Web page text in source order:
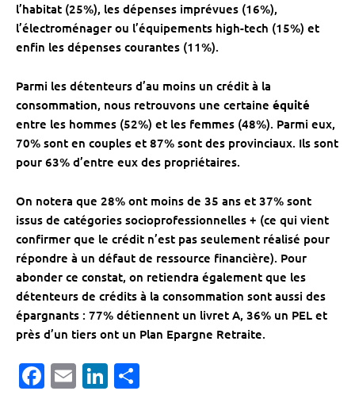
l’habitat (25%), les dépenses imprévues (16%),
l’électroménager ou l’équipements high-tech (15%) et
enfin les dépenses courantes (11%).
Parmi les détenteurs d’au moins un crédit à la
consommation, nous retrouvons une certaine équité
entre les hommes (52%) et les femmes (48%). Parmi eux,
70% sont en couples et 87% sont des provinciaux. Ils sont
pour 63% d’entre eux des propriétaires.
On notera que 28% ont moins de 35 ans et 37% sont
issus de catégories socioprofessionnelles + (ce qui vient
confirmer que le crédit n’est pas seulement réalisé pour
répondre à un défaut de ressource financière). Pour
abonder ce constat, on retiendra également que les
détenteurs de crédits à la consommation sont aussi des
épargnants : 77% détiennent un livret A, 36% un PEL et
près d’un tiers ont un Plan Epargne Retraite.
Facebook
EmailLinkedIn